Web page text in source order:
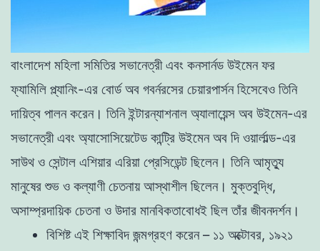
বাংলাদেশ মহিলা সমিতির সভানেত্রী এবং কনসার্নড উইমেন ফর
ফ্যামিলি প্ল্যানিং-এর বোর্ড অব গবর্নরসের চেয়ারপার্সন হিসেবেও তিনি
দায়িত্ব পালন করেন। তিনি ইন্টারন্যাশনাল অ্যালায়েন্স অব উইমেন-এর
সভানেত্রী এবং অ্যাসোসিয়েটেড কান্ট্রি উইমেন অব দি ওয়ার্লাল্ড-এর
সাউথ ও সেন্টাল এশিয়ার এরিয়া প্রেসিডেন্ট ছিলেন। তিনি আমৃত্যু
মানুষের শুভ ও কল্যাণী চেতনায় আস্থাশীল ছিলেন। মুক্তবুদ্ধি,
অসাম্প্রদায়িক চেতনা ও উদার মানবিকতাবোধই ছিল তাঁর জীবনদর্শন।
বিশিষ্ট এই শিক্ষাবিদ জন্মগ্রহণ করেন – ১১ অক্টোবর, ১৯২১